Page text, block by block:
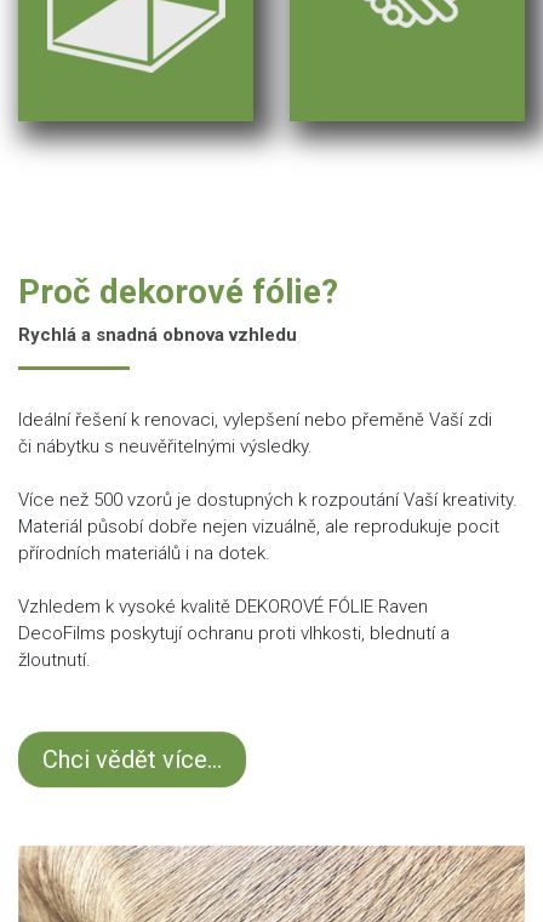
Proč dekorové fólie?
Rychlá a snadná obnova vzhledu
Ideální řešení k renovaci, vylepšení nebo přeměně Vaší zdi
či nábytku s neuvěřitelnými výsledky.
Více než 500 vzorů je dostupných k rozpoutání Vaší kreativity.
Materiál působí dobře nejen vizuálně, ale reprodukuje pocit
přírodních materiálů i na dotek.
Vzhledem k vysoké kvalitě DEKOROVÉ FÓLIE Raven
DecoFilms poskytují ochranu proti vlhkosti, blednutí a
žloutnutí.
Chci vědět více...